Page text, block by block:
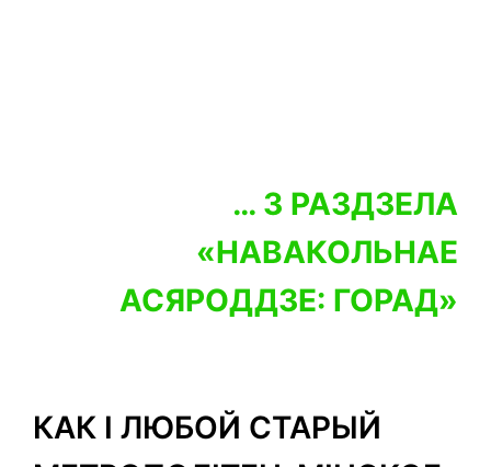
… З РАЗДЗЕЛА
«НАВАКОЛЬНАЕ
АСЯРОДДЗЕ: ГОРАД»
КАК І ЛЮБОЙ СТАРЫЙ